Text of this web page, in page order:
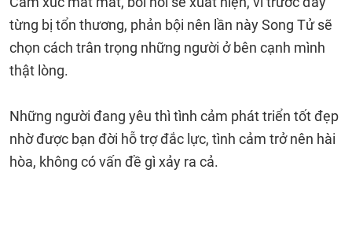
từng bị tổn thương, phản bội nên lần này Song Tử sẽ
chọn cách trân trọng những người ở bên cạnh mình
thật lòng.
Những người đang yêu thì tình cảm phát triển tốt đẹp
nhờ được bạn đời hỗ trợ đắc lực, tình cảm trở nên hài
hòa, không có vấn đề gì xảy ra cả.